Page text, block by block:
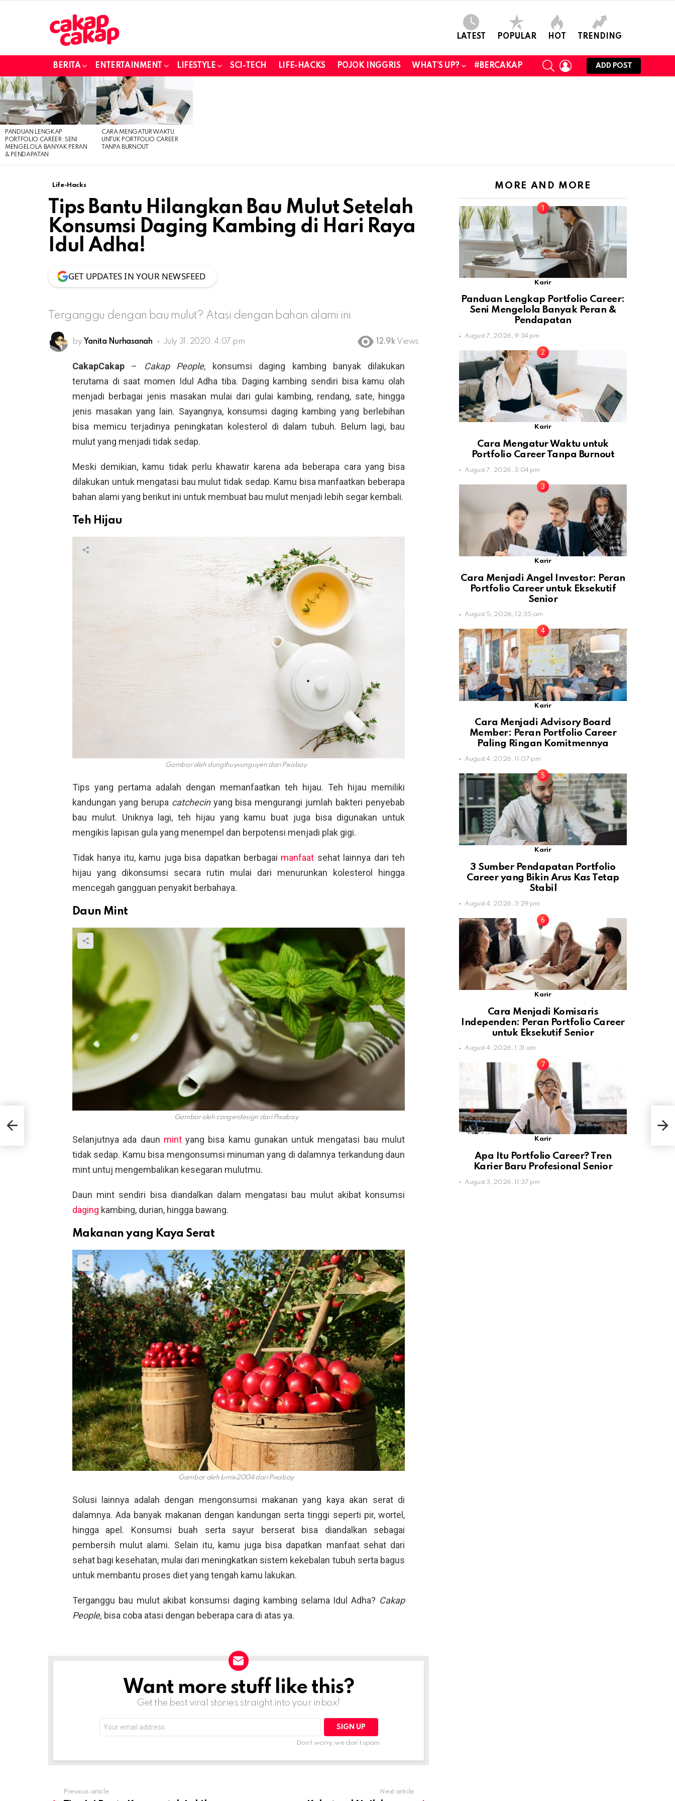
LATEST POPULAR HOT TRENDING
BERITA ENTERTAINMENT LIFESTYLE SCI-TECH LIFE-HACKS POJOK INGGRIS WHAT’S UP? #BERCAKAP
SEARCHLOGIN
ADD POST
LATEST
STORIES
PANDUAN LENGKAP
PORTFOLIO CAREER: SENI
MENGELOLA BANYAK PERAN
& PENDAPATAN
CARA MENGATUR WAKTU
UNTUK PORTFOLIO CAREER
TANPA BURNOUT
Life-Hacks
Tips Bantu Hilangkan Bau Mulut Setelah
Konsumsi Daging Kambing di Hari Raya
Idul Adha!
GET UPDATES IN YOUR NEWSFEED
Terganggu dengan bau mulut? Atasi dengan bahan alami ini
by Yanita Nurhasanah July 31, 2020, 4:07 pm 12.9k Views
CakapCakap – Cakap People, konsumsi daging kambing banyak dilakukan
terutama di saat momen Idul Adha tiba. Daging kambing sendiri bisa kamu olah
menjadi berbagai jenis masakan mulai dari gulai kambing, rendang, sate, hingga
jenis masakan yang lain. Sayangnya, konsumsi daging kambing yang berlebihan
bisa memicu terjadinya peningkatan kolesterol di dalam tubuh. Belum lagi, bau
mulut yang menjadi tidak sedap.
Meski demikian, kamu tidak perlu khawatir karena ada beberapa cara yang bisa
dilakukan untuk mengatasi bau mulut tidak sedap. Kamu bisa manfaatkan beberapa
bahan alami yang berikut ini untuk membuat bau mulut menjadi lebih segar kembali.
Teh Hijau
Gambar oleh dungthuyvunguyen dari Pixabay
Tips yang pertama adalah dengan memanfaatkan teh hijau. Teh hijau memiliki
kandungan yang berupa catchecinyang bisa mengurangi jumlah bakteri penyebab
bau mulut. Uniknya lagi, teh hijau yang kamu buat juga bisa digunakan untuk
mengikis lapisan gula yang menempel dan berpotensi menjadi plak gigi.
Tidak hanya itu, kamu juga bisa dapatkan berbagai manfaat sehat lainnya dari teh
hijau yang dikonsumsi secara rutin mulai dari menurunkan kolesterol hingga
mencegah gangguan penyakit berbahaya.
Daun Mint
Gambar oleh congerdesign dari Pixabay
Selanjutnya ada daun mintyang bisa kamu gunakan untuk mengatasi bau mulut
tidak sedap. Kamu bisa mengonsumsi minuman yang di dalamnya terkandung daun
mint untuj mengembalikan kesegaran mulutmu.
Daun mint sendiri bisa diandalkan dalam mengatasi bau mulut akibat konsumsi
daging kambing, durian, hingga bawang.
Makanan yang Kaya Serat
Gambar oleh lumix2004 dari Pixabay
Solusi lainnya adalah dengan mengonsumsi makanan yang kaya akan serat di
dalamnya. Ada banyak makanan dengan kandungan serta tinggi seperti pir, wortel,
hingga apel. Konsumsi buah serta sayur berserat bisa diandalkan sebagai
pembersih mulut alami. Selain itu, kamu juga bisa dapatkan manfaat sehat dari
sehat bagi kesehatan, mulai dari meningkatkan sistem kekebalan tubuh serta bagus
untuk membantu proses diet yang tengah kamu lakukan.
Terganggu bau mulut akibat konsumsi daging kambing selama Idul Adha? Cakap
People, bisa coba atasi dengan beberapa cara di atas ya.
NEWSLETTERWant more stuff like this?
Get the best viral stories straight into your inbox!
address:
Don't worry, we don't spam
Previous article Next article
MORE AND MORE
Karir
Panduan Lengkap Portfolio Career:
Seni Mengelola Banyak Peran &
Pendapatan
August 7, 2026, 9:34 pm
Karir
Cara Mengatur Waktu untuk
Portfolio Career Tanpa Burnout
August 7, 2026, 3:04 pm
Karir
Cara Menjadi Angel Investor: Peran
Portfolio Career untuk Eksekutif
Senior
August 5, 2026, 12:35 am
Karir
Cara Menjadi Advisory Board
Member: Peran Portfolio Career
Paling Ringan Komitmennya
August 4, 2026, 11:07 pm
Karir
3 Sumber Pendapatan Portfolio
Career yang Bikin Arus Kas Tetap
Stabil
August 4, 2026, 3:29 pm
Karir
Cara Menjadi Komisaris
Independen: Peran Portfolio Career
untuk Eksekutif Senior
August 4, 2026, 1:31 am
Karir
Apa Itu Portfolio Career? Tren
Karier Baru Profesional Senior
August 3, 2026, 11:37 pm